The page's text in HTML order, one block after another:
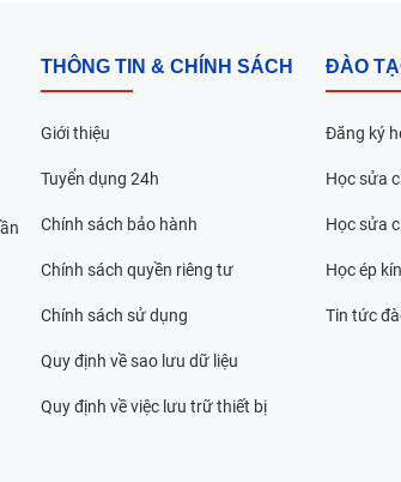
THÔNG TIN & CHÍNH SÁCH
Giới thiệu
Tuyển dụng 24h
Chính sách bảo hành
Chính sách quyền riêng tư
Chính sách sử dụng
Quy định về sao lưu dữ liệu
Quy định về việc lưu trữ thiết bị
ĐÀO
Đăng ký
Học sửa
Học sửa
Học ép
Tin tức